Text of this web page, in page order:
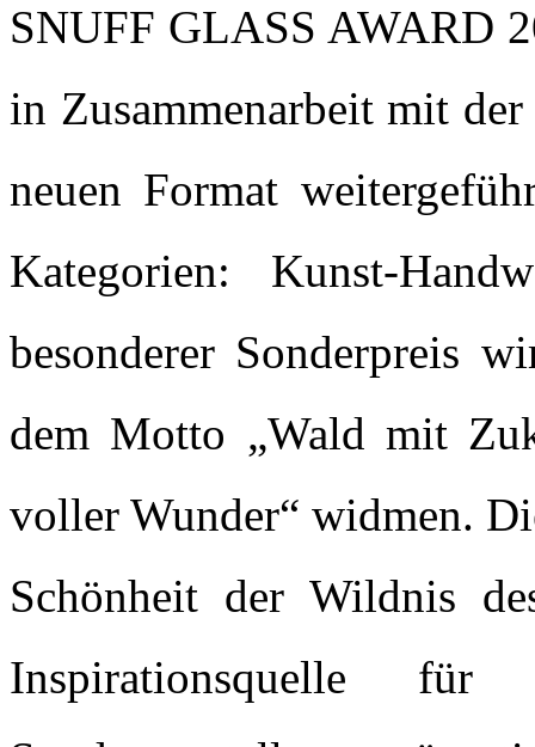
SNUFF GLASS AWARD
in Zusammenarbeit mit
neuen Format
Kategorien: Kunst-
besonderer Sonderpreis
dem Motto „Wald mit
voller Wunder“ widmen.
Schönheit der Wildnis
Inspirationsquelle für